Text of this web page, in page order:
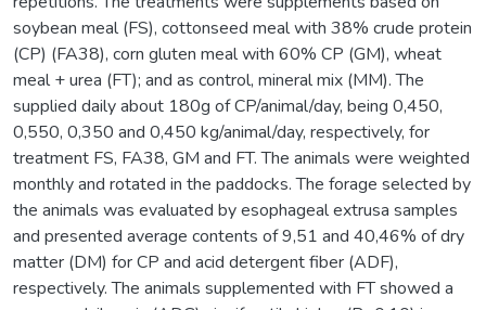
soybean meal (FS), cottonseed meal with 38% crude protein
(CP) (FA38), corn gluten meal with 60% CP (GM), wheat
meal + urea (FT); and as control, mineral mix (MM). The
supplied daily about 180g of CP/animal/day, being 0,450,
0,550, 0,350 and 0,450 kg/animal/day, respectively, for
treatment FS, FA38, GM and FT. The animals were weighted
monthly and rotated in the paddocks. The forage selected by
the animals was evaluated by esophageal extrusa samples
and presented average contents of 9,51 and 40,46% of dry
matter (DM) for CP and acid detergent fiber (ADF),
respectively. The animals supplemented with FT showed a